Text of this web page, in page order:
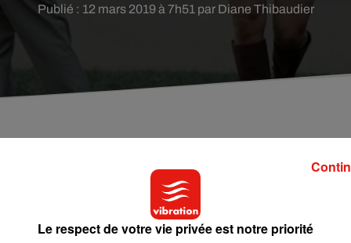
Publié : 12 mars 2019 à 7h51 par Diane Thibaudier
romantiques à leur partenaire. Mais ce dernier
nous trouvons. Quel est le surnom le plus
Le respect de votre vie privée est notre priorité